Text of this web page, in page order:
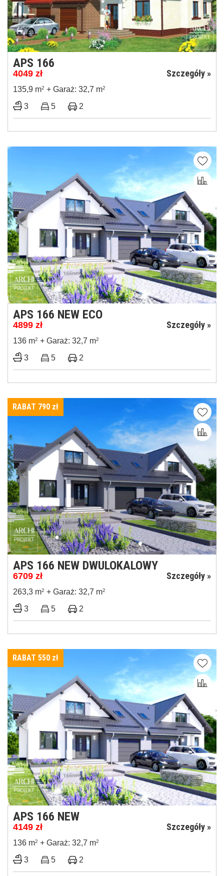
APS 166
4049 zł Szczegóły »
135,9 m2 + Garaż: 32,7 m2
3 5 2
APS 166 NEW ECO
4899 zł Szczegóły »
136 m2 + Garaż: 32,7 m2
3 5 2
RABAT 790 zł
APS 166 NEW DWULOKALOWY
6709 zł Szczegóły »
263,3 m2 + Garaż: 32,7 m2
3 5 2
RABAT 550 zł
APS 166 NEW
4149 zł Szczegóły »
136 m2 + Garaż: 32,7 m2
3 5 2